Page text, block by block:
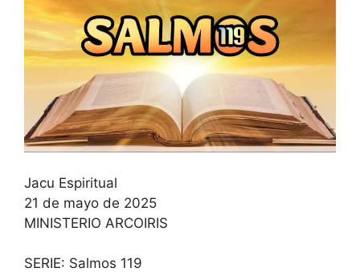
Jacu Espiritual
21 de mayo de 2025
MINISTERIO ARCOIRIS
SERIE: Salmos 119